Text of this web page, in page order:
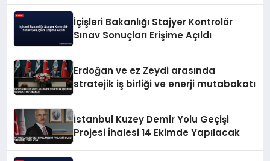
İçişleri Bakanlığı Stajyer Kontrolör
Sınav Sonuçları Erişime Açıldı
Erdoğan ve ez Zeydi arasında
stratejik iş birliği ve enerji mutabakatı
İstanbul Kuzey Demir Yolu Geçişi
Projesi İhalesi 14 Ekimde Yapılacak